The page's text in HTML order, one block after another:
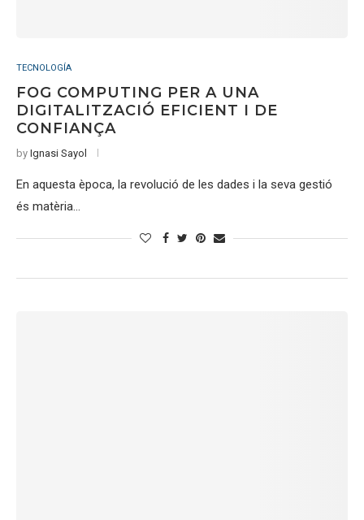
TECNOLOGÍA
FOG COMPUTING PER A UNA
DIGITALITZACIÓ EFICIENT I DE
CONFIANÇA
by Ignasi Sayol
En aquesta època, la revolució de les dades i la seva gestió
és matèria…